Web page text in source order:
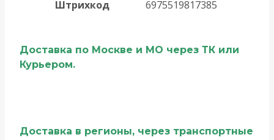
Штрихкод 6975519817385
Доставка по Москве и МО через ТК или
Курьером.
Доставка в регионы, через транспортные